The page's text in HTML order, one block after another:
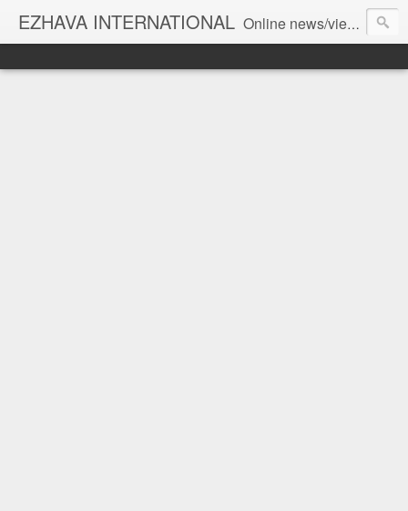
EZHAVA INTERNATIONAL Online news/views JOURNAL... Connecting the community worldwide Editorial Director: Prem Chandran